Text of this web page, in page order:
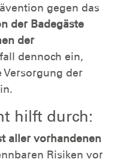
gegen das
der Badegäste
der
dennoch ein,
Versorgung der
hilft durch:
aller vorhandenen
Risiken vor